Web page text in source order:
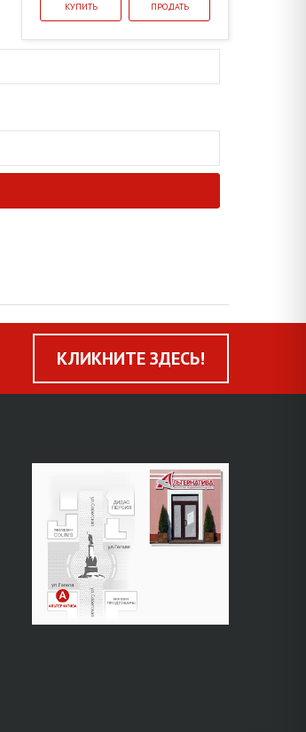
КУПИТЬ ПРОДАТЬ
КЛИКНИТЕ ЗДЕСЬ!